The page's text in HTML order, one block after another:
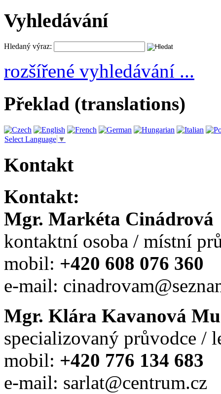
Vyhledávání
Hledaný výraz:
rozšířené vyhledávání ...
Překlad (translations)
Select Language ▼
Kontakt
Kontakt:
Mgr. Markéta Cinádrová
kontaktní osoba / místní
mobil: +420 608 076 360
e-mail:
Mgr. Klára Kavanová
specializovaný průvodce /
mobil: +420 776 134 683
e-mail: sarlat@centrum.cz